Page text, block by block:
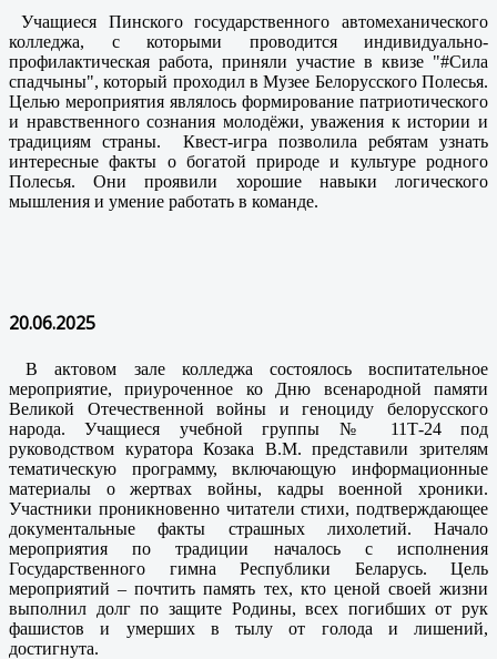
Учащиеся Пинского государственного автомеханического
колледжа, с которыми проводится индивидуально-
профилактическая работа, приняли участие в квизе "#Сила
спадчыны", который проходил в Музее Белорусского Полесья.
Целью мероприятия являлось формирование патриотического
и нравственного сознания молодёжи, уважения к истории и
традициям страны. Квест-игра позволила ребятам узнать
интересные факты о богатой природе и культуре родного
Полесья. Они проявили хорошие навыки логического
мышления и умение работать в команде.
20.06.2025
В актовом зале колледжа состоялось воспитательное
мероприятие, приуроченное ко Дню всенародной памяти
Великой Отечественной войны и геноциду белорусского
народа. Учащиеся учебной группы № 11Т-24 под
руководством куратора Козака В.М. представили зрителям
тематическую программу, включающую информационные
материалы о жертвах войны, кадры военной хроники.
Участники проникновенно читатели стихи, подтверждающее
документальные факты страшных лихолетий. Начало
мероприятия по традиции началось с исполнения
Государственного гимна Республики Беларусь. Цель
мероприятий – почтить память тех, кто ценой своей жизни
выполнил долг по защите Родины, всех погибших от рук
фашистов и умерших в тылу от голода и лишений,
достигнута.